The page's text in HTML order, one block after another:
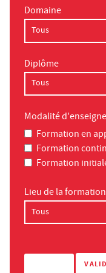
Domaine
Diplôme
Modalité
Formation en
Formation
Formation
Lieu de la formation